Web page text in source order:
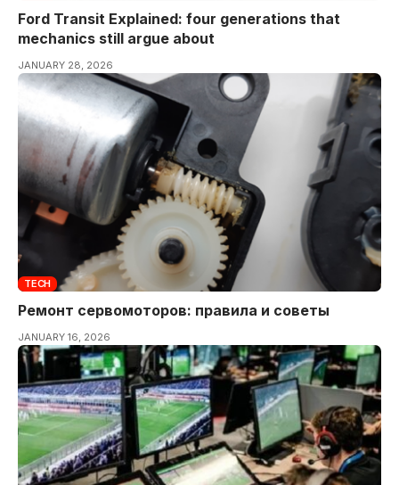
Ford Transit Explained: four generations that
mechanics still argue about
JANUARY 28, 2026
TECH
Ремонт сервомоторов: правила и советы
JANUARY 16, 2026